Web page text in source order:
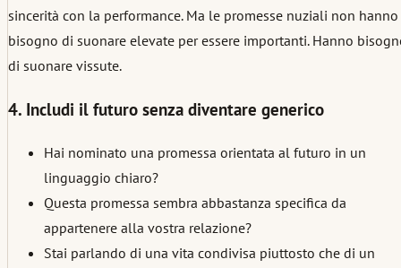
sincerità con la performance. Ma le promesse nuziali non hanno
bisogno di suonare elevate per essere importanti. Hanno
di suonare vissute.
4. Includi il futuro senza diventare generico
Hai nominato una promessa orientata al futuro in un
linguaggio chiaro?
Questa promessa sembra abbastanza specifica da
appartenere alla vostra relazione?
Stai parlando di una vita condivisa piuttosto che di un